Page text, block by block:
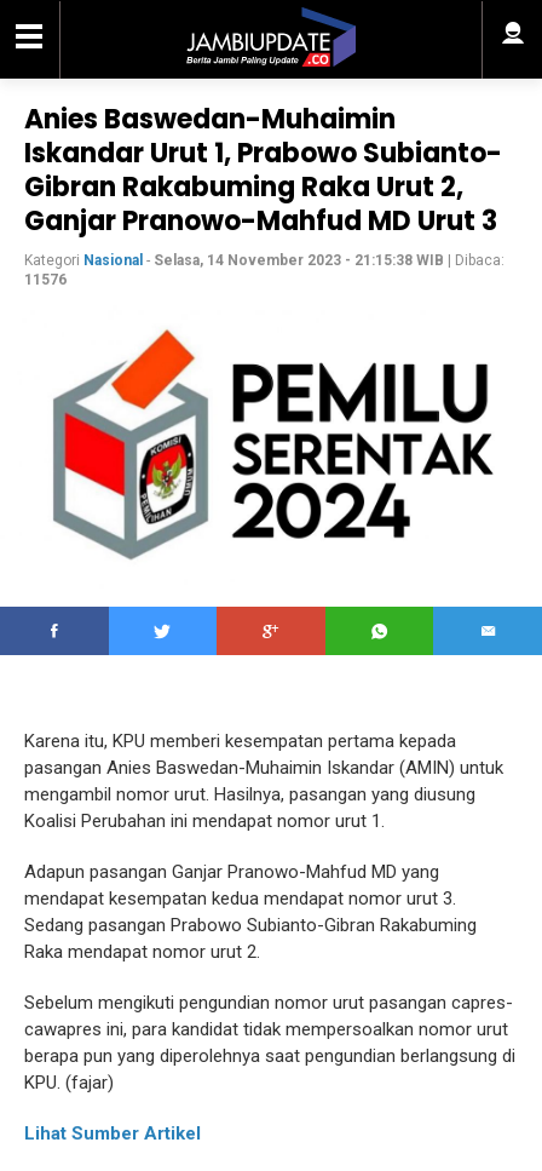
Anies Baswedan-Muhaimin
Iskandar Urut 1, Prabowo Subianto-
Gibran Rakabuming Raka Urut 2,
Ganjar Pranowo-Mahfud MD Urut 3
Kategori Nasional - Selasa, 14 November 2023 - 21:15:38 WIB | Dibaca:
11576
Karena itu, KPU memberi kesempatan pertama kepada
pasangan Anies Baswedan-Muhaimin Iskandar (AMIN) untuk
mengambil nomor urut. Hasilnya, pasangan yang diusung
Koalisi Perubahan ini mendapat nomor urut 1.
Adapun pasangan Ganjar Pranowo-Mahfud MD yang
mendapat kesempatan kedua mendapat nomor urut 3.
Sedang pasangan Prabowo Subianto-Gibran Rakabuming
Raka mendapat nomor urut 2.
Sebelum mengikuti pengundian nomor urut pasangan capres-
cawapres ini, para kandidat tidak mempersoalkan nomor urut
berapa pun yang diperolehnya saat pengundian berlangsung di
KPU. (fajar)
Lihat Sumber Artikel